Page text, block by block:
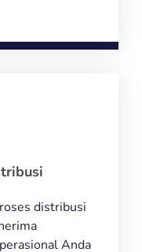
distribusi
Anda